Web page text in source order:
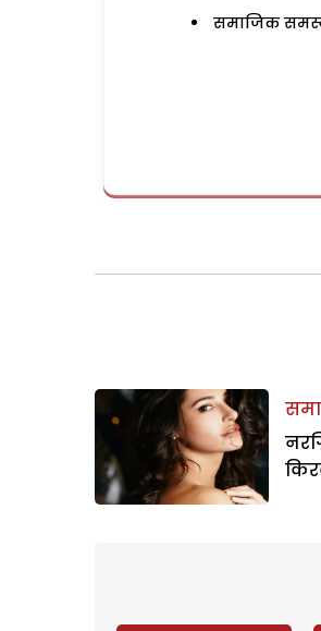
समाजिक